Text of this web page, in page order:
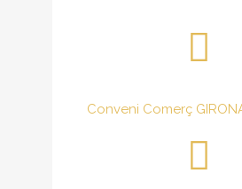
Conveni Comerç